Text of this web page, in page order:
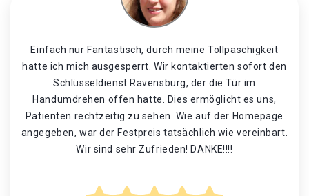
Einfach nur Fantastisch, durch meine Tollpaschigkeit
hatte ich mich ausgesperrt. Wir kontaktierten sofort den
Schlüsseldienst Ravensburg, der die Tür im
Handumdrehen offen hatte. Dies ermöglicht es uns,
Patienten rechtzeitig zu sehen. Wie auf der Homepage
angegeben, war der Festpreis tatsächlich wie vereinbart.
Wir sind sehr Zufrieden! DANKE!!!!